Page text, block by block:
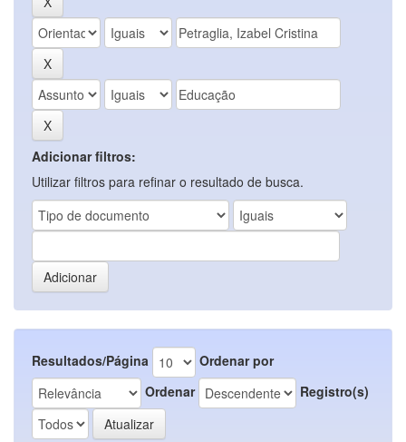
Adicionar filtros:
Utilizar filtros para refinar o resultado de busca.
Resultados/Página
Ordenar por
Ordenar
Registro(s)